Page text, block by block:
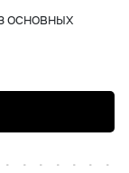
основных